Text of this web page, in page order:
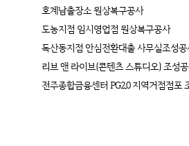
호계남출장소 원상복구공사
도농지점 임시영업점 원상복구공사
독산동지점 안심전환대출 사무실조성공
리브 앤 라이브(콘텐츠 스튜디오) 조성
전주종합금융센터 PG2.0 지역거점점포